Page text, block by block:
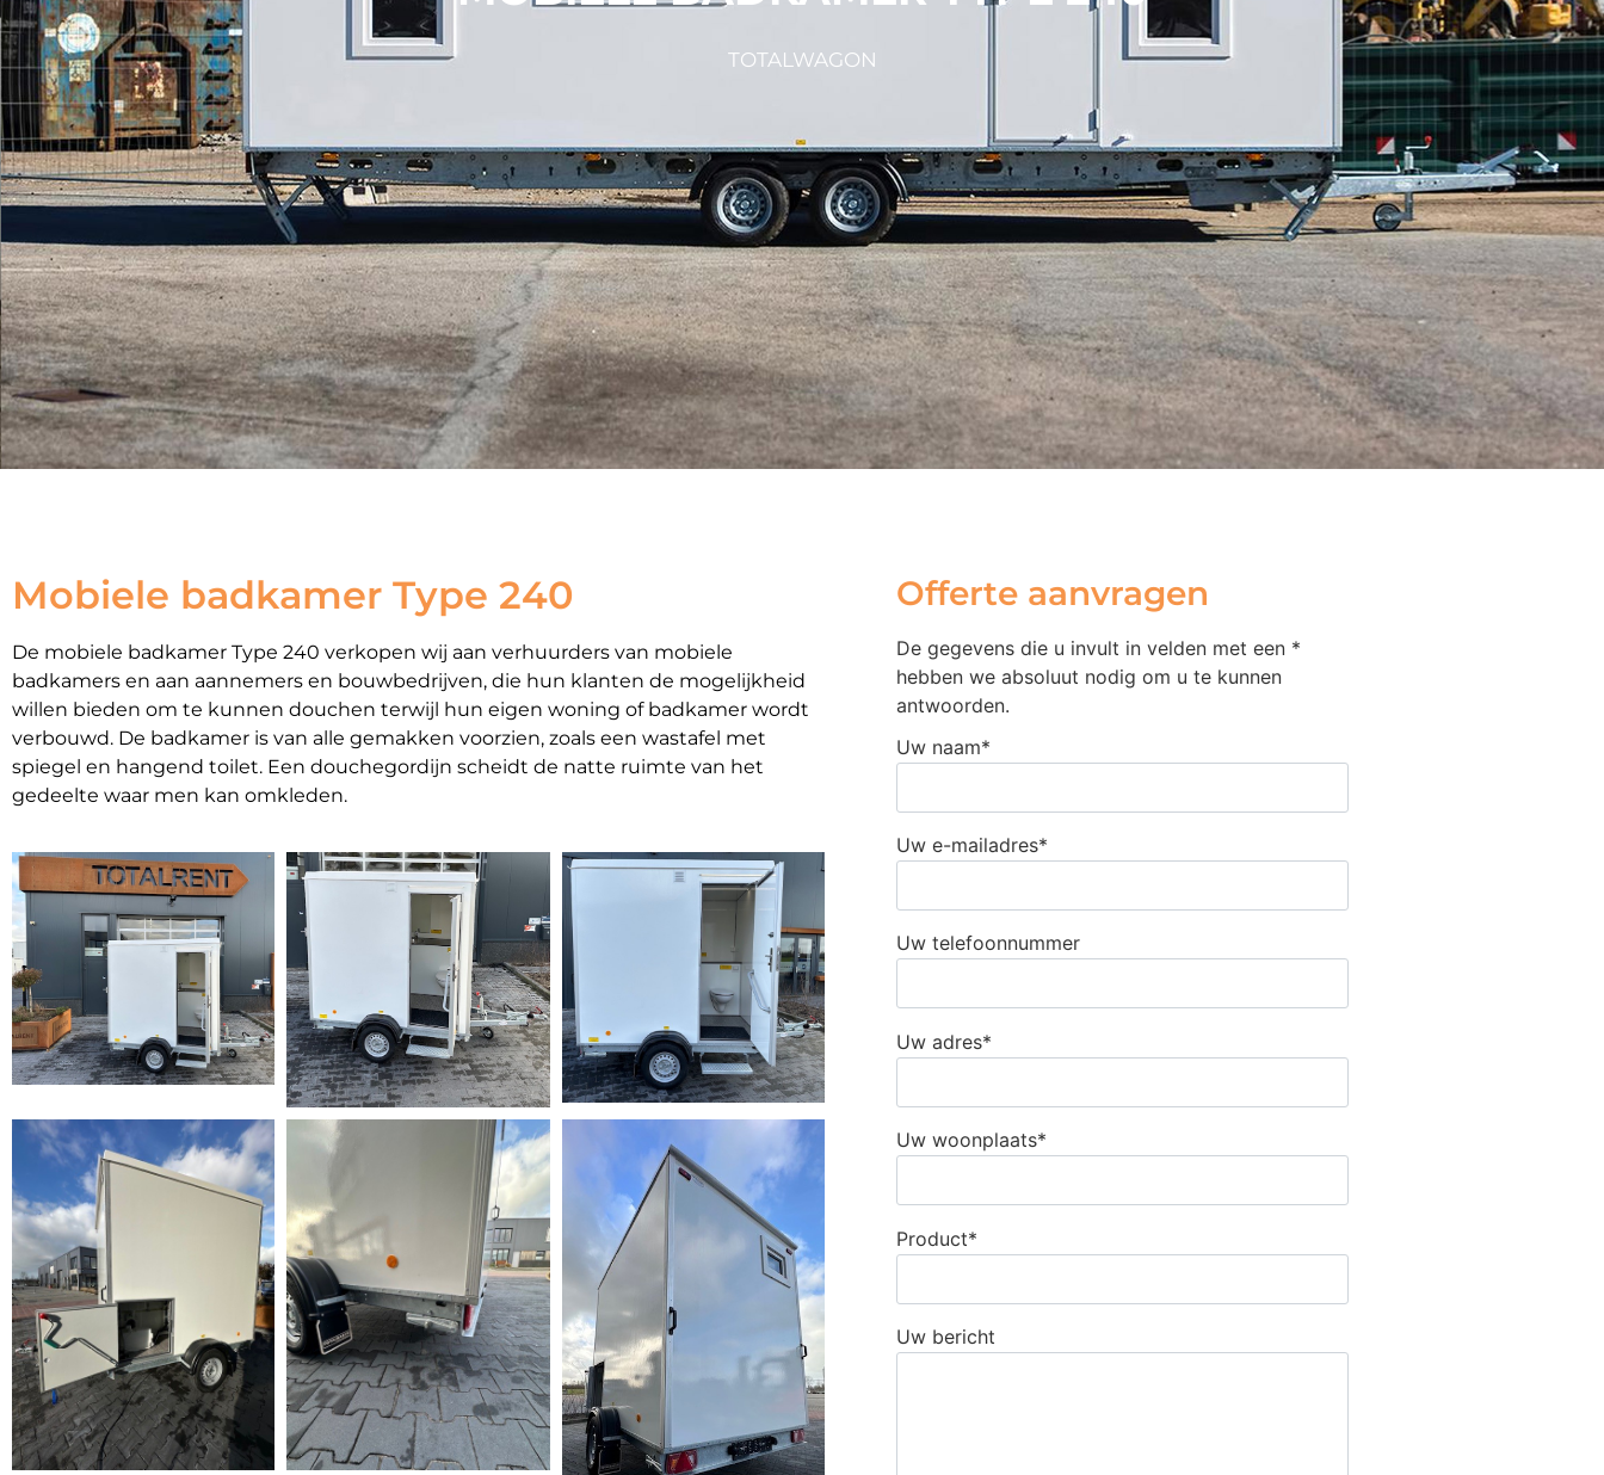
TOTALWAGON
Mobiele badkamer Type 240
De mobiele badkamer Type 240 verkopen wij aan verhuurders van mobiele
badkamers en aan aannemers en bouwbedrijven, die hun klanten de mogelijkheid
willen bieden om te kunnen douchen terwijl hun eigen woning of badkamer wordt
verbouwd. De badkamer is van alle gemakken voorzien, zoals een wastafel met
spiegel en hangend toilet. Een douchegordijn scheidt de natte ruimte van het
gedeelte waar men kan omkleden.
Offerte aanvragen
De gegevens die u invult in velden met een *
hebben we absoluut nodig om u te kunnen
antwoorden.
Uw naam*
Uw e-mailadres*
Uw telefoonnummer
Uw adres*
Uw woonplaats*
Product*
Uw bericht